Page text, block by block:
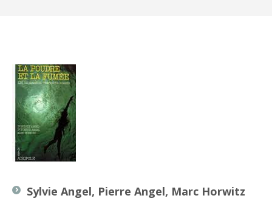
Sylvie Angel, Pierre Angel, Marc Horwitz